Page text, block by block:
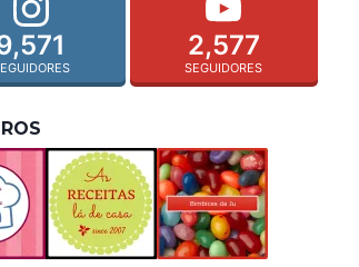
2,577
SEGUIDORES